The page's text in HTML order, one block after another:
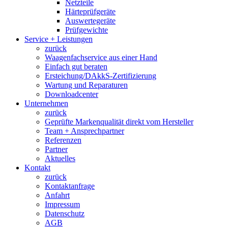
Netzteile
Härteprüfgeräte
Auswertegeräte
Prüfgewichte
Service + Leistungen
zurück
Waagenfachservice aus einer Hand
Einfach gut beraten
Ersteichung/DAkkS-Zertifizierung
Wartung und Reparaturen
Downloadcenter
Unternehmen
zurück
Geprüfte Markenqualität direkt vom Hersteller
Team + Ansprechpartner
Referenzen
Partner
Aktuelles
Kontakt
zurück
Kontaktanfrage
Anfahrt
Impressum
Datenschutz
AGB